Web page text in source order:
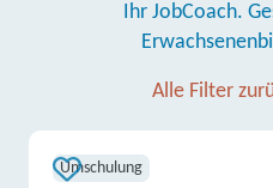
Ihr JobCoach.
Alle Filter
Umschulung